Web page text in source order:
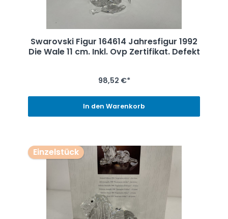
Swarovski Figur 164614 Jahresfigur 1992
Die Wale 11 cm. Inkl. Ovp Zertifikat. Defekt
98,52 €*
In den Warenkorb
Einzelstück